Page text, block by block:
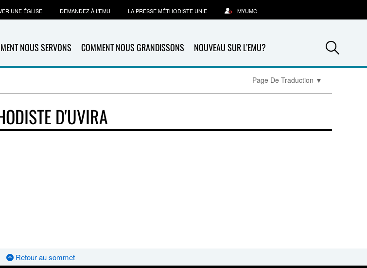
NOUS SERVONS COMMENT NOUS GRANDISSONS NOUVEAU SUR L’EMU?
UNE ÉGLISE DEMANDEZ À L’EMU LA PRESSE MÉTHODISTE UNIE MYUMC
Page De Traduction ▼
D'UVIRA
Retour au sommet